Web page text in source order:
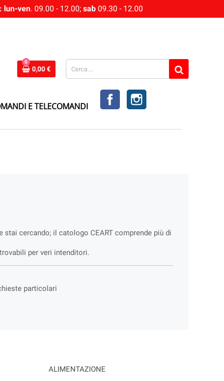
: lun-ven. 09.00 - 12.00; sab 09.30 - 12.00
0
0,00 €
E TELECOMANDI
FACEBOOKINSTAGRAM
cercando; il catologo CEART comprende più di
per veri intenditori.
particolari
ALIMENTAZIONE